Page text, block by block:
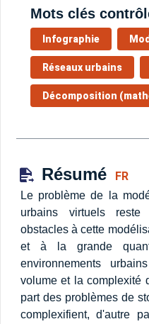
Mots clés
Infographie
Réseaux urbains
Décomposition
Résumé FR
Le problème de la
urbains virtuels reste
obstacles à cette
et à la grande
environnements
volume et la complexité
part des problèmes de
complexifient, d'autre